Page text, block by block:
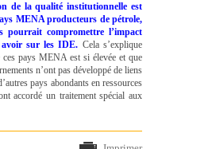
de la qualité institutionnelle est
MENA producteurs de pétrole,
pourrait compromettre l’impact
sur les IDE. Cela s’explique
pays MENA est si élevée et que
n’ont pas développé de liens
pays abondants en ressources
accordé un traitement spécial aux